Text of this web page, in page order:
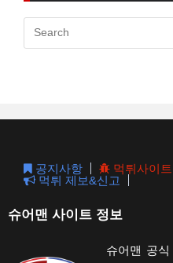
공지사항 먹튀사이
먹튀 제보&신고
슈어맨 사이트 정보
슈어맨 공